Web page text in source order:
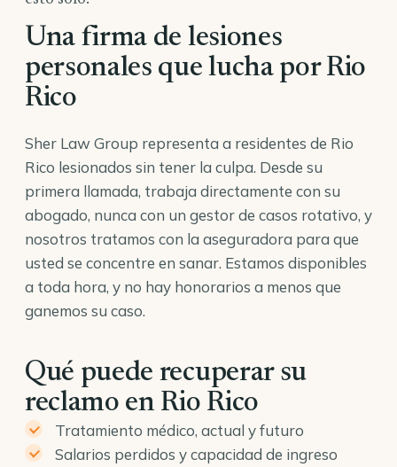
Una firma de lesiones
personales que lucha por Rio
Rico
Sher Law Group representa a residentes de Rio
Rico lesionados sin tener la culpa. Desde su
primera llamada, trabaja directamente con su
abogado, nunca con un gestor de casos rotativo, y
nosotros tratamos con la aseguradora para que
usted se concentre en sanar. Estamos disponibles
a toda hora, y no hay honorarios a menos que
ganemos su caso.
Qué puede recuperar su
reclamo en Rio Rico
Tratamiento médico, actual y futuro
Salarios perdidos y capacidad de ingreso